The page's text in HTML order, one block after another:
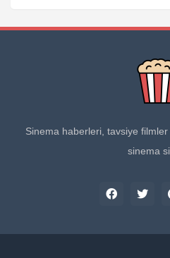
Sinema haberleri, tavsiye
sinema